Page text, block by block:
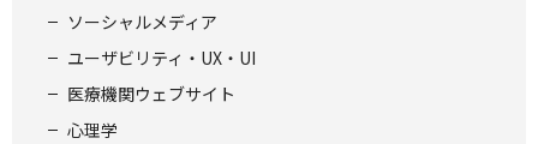
ソーシャルメディア
ユーザビリティ・UX・UI
医療機関ウェブサイト
心理学